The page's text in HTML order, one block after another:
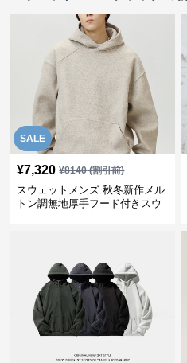
SALE
¥7,320 ¥8140(割引前)
スウェットメンズ 秋冬新作メル
トン調無地厚手フード付きスウ